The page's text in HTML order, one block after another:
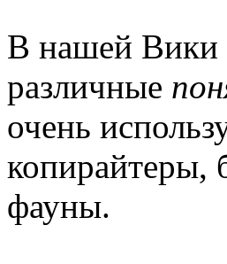
В нашей Вики
различные
очень
копирайтеры,
фауны.